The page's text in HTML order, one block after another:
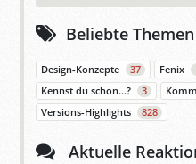
Beliebte Themen
Design-Konzepte 37 Fenix
Kennst du schon…?
3
Versions-Highlights
828
Aktuelle